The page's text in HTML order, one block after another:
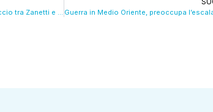
La Virtus verso lo scudetto, l’abbraccio tra Zanetti e Gherardi. VIDEO